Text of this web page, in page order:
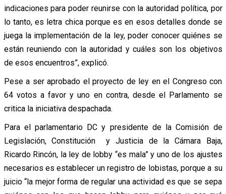
indicaciones para poder reunirse con la autoridad política, por
lo tanto, es letra chica porque es en esos detalles donde se
juega la implementación de la ley, poder conocer quiénes se
están reuniendo con la autoridad y cuáles son los objetivos
de esos encuentros”, explicó.
Pese a ser aprobado el proyecto de ley en el Congreso con
64 votos a favor y uno en contra, desde el Parlamento se
critica la iniciativa despachada.
Para el parlamentario DC y presidente de la Comisión de
Legislación, Constitución y Justicia de la Cámara Baja,
Ricardo Rincón, la ley de lobby “es mala” y uno de los ajustes
necesarios es establecer un registro de lobistas, porque a su
juicio “la mejor forma de regular una actividad es que se sepa